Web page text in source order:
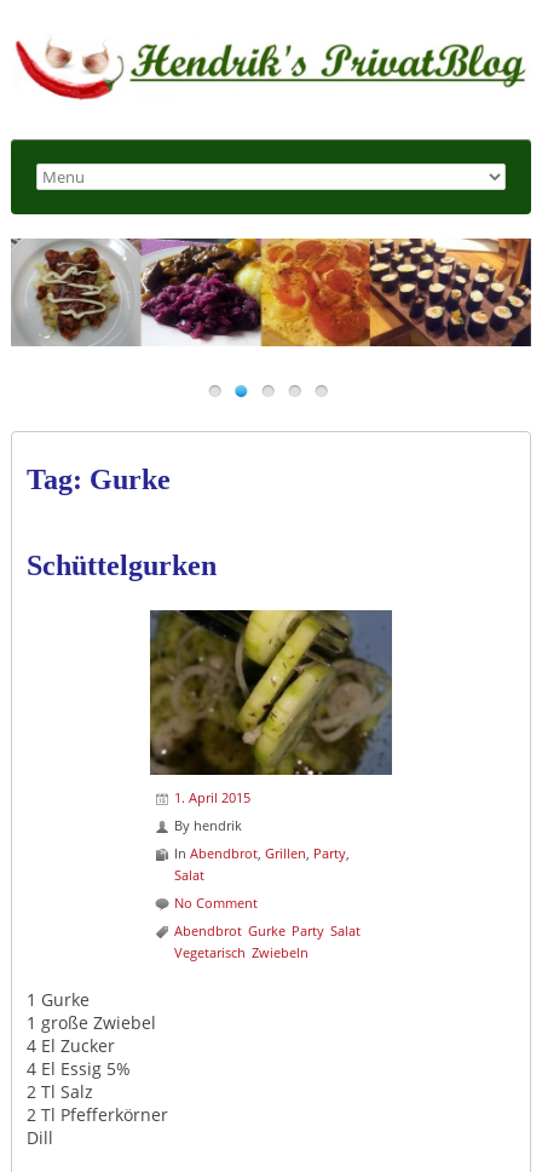
Tag: Gurke
Schüttelgurken
1. April 2015
By hendrik
In Abendbrot, Grillen, Party,
Salat
No Comment
Abendbrot Gurke Party Salat
Vegetarisch Zwiebeln
1 Gurke
1 große Zwiebel
4 El Zucker
4 El Essig 5%
2 Tl Salz
2 Tl Pfefferkörner
Dill